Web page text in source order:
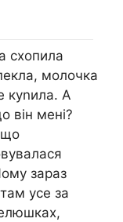
схопила
молочка
куnила. А
мені?
що
зараз
усе за